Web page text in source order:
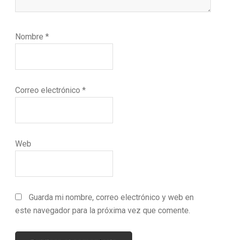
Nombre *
Correo electrónico *
Web
Guarda mi nombre, correo electrónico y web en
este navegador para la próxima vez que comente.